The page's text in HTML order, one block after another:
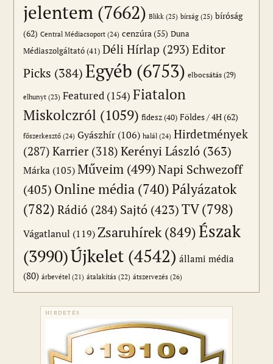
jelentem (7662) Blikk (25) bírság (25) bíróság
(62) Central Médiacsoport (24) cenzúra(55) Duna
Médiaszolgáltató(41) Déli Hírlap (293) Editor
Picks (384)Egyéb (6753) elbocsátás (29)
elhunyt (23) Featured (154) Fiatalon
Miskolczról (1059) fidesz(40) Földes / 4H(62)
főszerkesztő (24) Gyászhír (106) halál (24) Hirdetmények
(287) Karrier(318) Kerényi László (363)
Márka (105) Műveim (499)Napi Schwezoff
(405) Online média (740)Pályázatok
(782) Rádió (284) Sajtó (423)TV(798)
Vágatlanul (119)Zsaruhírek(849)Észak
(3990)Újkelet (4542) állami média
(80) árbevétel (21) átalakítás (22) átszervezés (26)
HIRDETÉS